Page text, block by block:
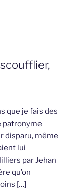
que je fais des
patronyme
disparu, même
lui
par Jehan
qu’on
[…]